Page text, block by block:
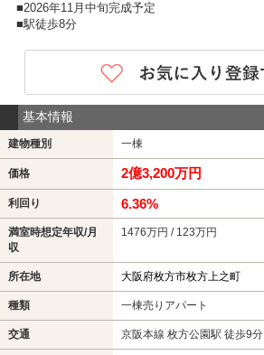
■2026年11月中旬完成予定
■駅徒歩8分
基本情報
建物種別 一棟
価格 2億3,200万円
利回り 6.36%
満室時想定年収/月
収
1476万円 / 123万円
所在地 大阪府枚方市枚方上之町
種類 一棟売りアパート
交通 京阪本線 枚方公園駅 徒歩9分